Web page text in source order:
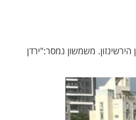
משמשון נמסר:"ירדן